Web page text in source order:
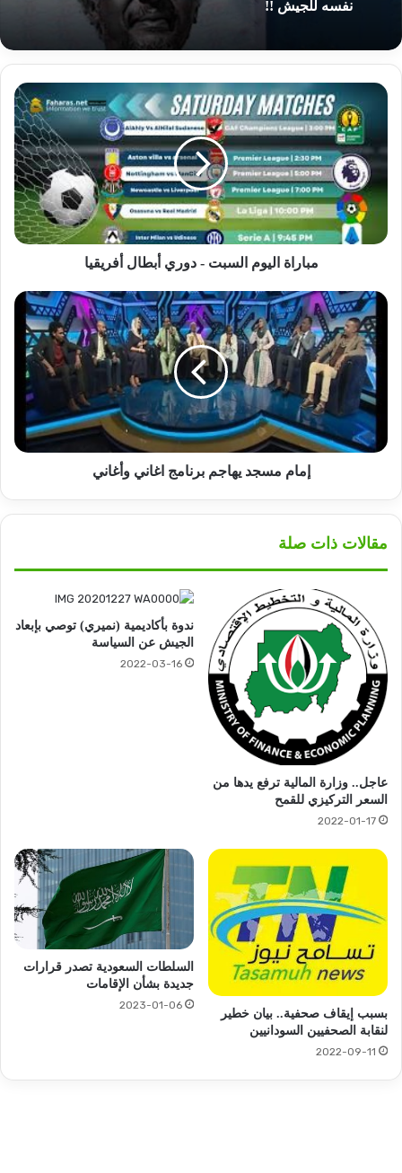
نفسه للجيش !!
مباراة
السبت
-
دوري
أبطال
أفريقيا
مباراة اليوم السبت - دوري أبطال أفريقيا
إمام
مسجد
يهاجم
برنامج
اغاني
وأغاني
إمام مسجد يهاجم برنامج اغاني وأغاني
مقالات ذات صلة
عاجل.. وزارة المالية ترفع يدها من
السعر التركيزي للقمح
2022-01-17
ندوة بأكاديمية (نميري) توصي بإبعاد
الجيش عن السياسة
2022-03-16
بسبب إيقاف صحفية.. بيان خطير
لنقابة الصحفيين السودانيين
2022-09-11
السلطات السعودية تصدر قرارات
جديدة بشأن الإقامات
2023-01-06